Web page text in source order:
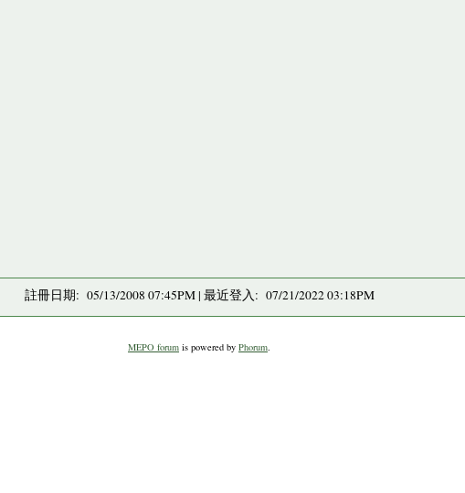
註冊日期: 05/13/2008 07:45PM | 最近登入: 07/21/2022 03:18PM
MEPO forum is powered by Phorum.